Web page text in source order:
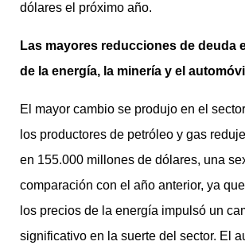
dólares el próximo año.
Las mayores reducciones de deuda
de la energía, la minería y el automóvil
El mayor cambio se produjo en el
los productores de petróleo y gas
en 155.000 millones de dólares, una
comparación con el año anterior, ya
los precios de la energía impulsó un
significativo en la suerte del sector. El